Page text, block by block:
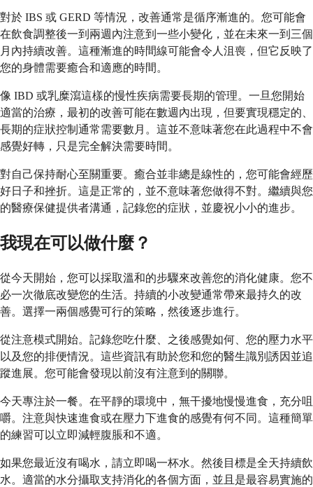
對於 IBS 或 GERD 等情況，改善通常是循序漸進的。您可能會
在飲食調整後一到兩週內注意到一些小變化，並在未來一到三個
月內持續改善。這種漸進的時間線可能會令人沮喪，但它反映了
您的身體需要癒合和適應的時間。
像 IBD 或乳糜瀉這樣的慢性疾病需要長期的管理。一旦您開始
適當的治療，最初的改善可能在數週內出現，但要實現穩定的、
長期的症狀控制通常需要數月。這並不意味著您在此過程中不會
感覺好轉，只是完全解決需要時間。
對自己保持耐心至關重要。癒合並非總是線性的，您可能會經歷
好日子和挫折。這是正常的，並不意味著您做得不對。繼續與您
的醫療保健提供者溝通，記錄您的症狀，並慶祝小小的進步。
我現在可以做什麼？
從今天開始，您可以採取溫和的步驟來改善您的消化健康。您不
必一次徹底改變您的生活。持續的小改變通常帶來最持久的改
善。選擇一兩個感覺可行的策略，然後逐步進行。
從注意模式開始。記錄您吃什麼、之後感覺如何、您的壓力水平
以及您的排便情況。這些資訊有助於您和您的醫生識別誘因並追
蹤進展。您可能會發現以前沒有注意到的關聯。
今天專注於一餐。在平靜的環境中，無干擾地慢慢進食，充分咀
嚼。注意與快速進食或在壓力下進食的感覺有何不同。這種簡單
的練習可以立即減輕腹脹和不適。
如果您最近沒有喝水，請立即喝一杯水。然後目標是全天持續飲
水。適當的水分攝取支持消化的各個方面，並且是最容易實施的